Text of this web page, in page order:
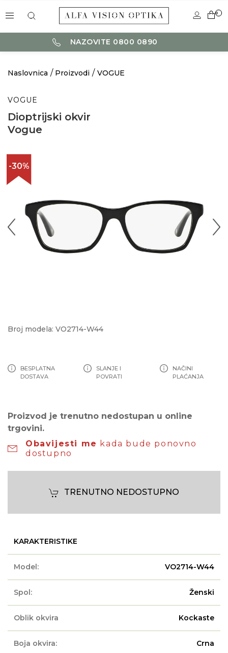
0
NAZOVITE 0800 0890
Naslovnica Proizvodi VOGUE
VOGUE
Dioptrijski okvir
Vogue
-30%
Broj modela: VO2714-W44
BESPLATNA
DOSTAVA
SLANJE I
POVRATI
NAČINI
PLAĆANJA
Proizvod je trenutno nedostupan u online
trgovini.
Obavijesti me kada bude ponovno
dostupno
TRENUTNO NEDOSTUPNO
KARAKTERISTIKE
Model: VO2714-W44
Spol: Ženski
Oblik okvira Kockaste
Boja okvira: Crna